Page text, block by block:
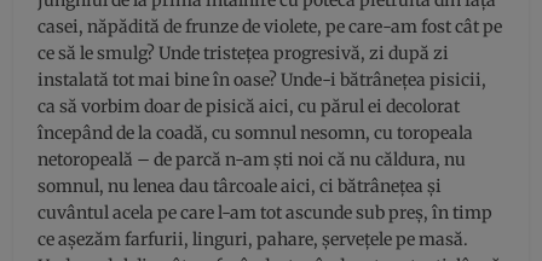
casei, năpădită de frunze de violete, pe care-am fost cât pe
ce să le smulg? Unde tristețea progresivă, zi după zi
instalată tot mai bine în oase? Unde-i bătrânețea pisicii,
ca să vorbim doar de pisică aici, cu părul ei decolorat
începând de la coadă, cu somnul nesomn, cu toropeala
netoropeală – de parcă n-am ști noi că nu căldura, nu
somnul, nu lenea dau târcoale aici, ci bătrânețea și
cuvântul acela pe care l-am tot ascunde sub preș, în timp
ce așezăm farfurii, linguri, pahare, șervețele pe masă.